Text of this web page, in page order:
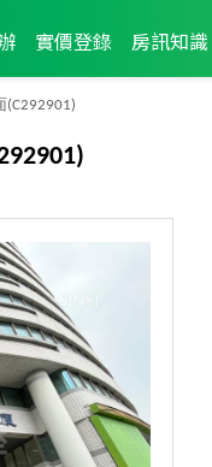
實價登錄 房訊知識
(C292901)